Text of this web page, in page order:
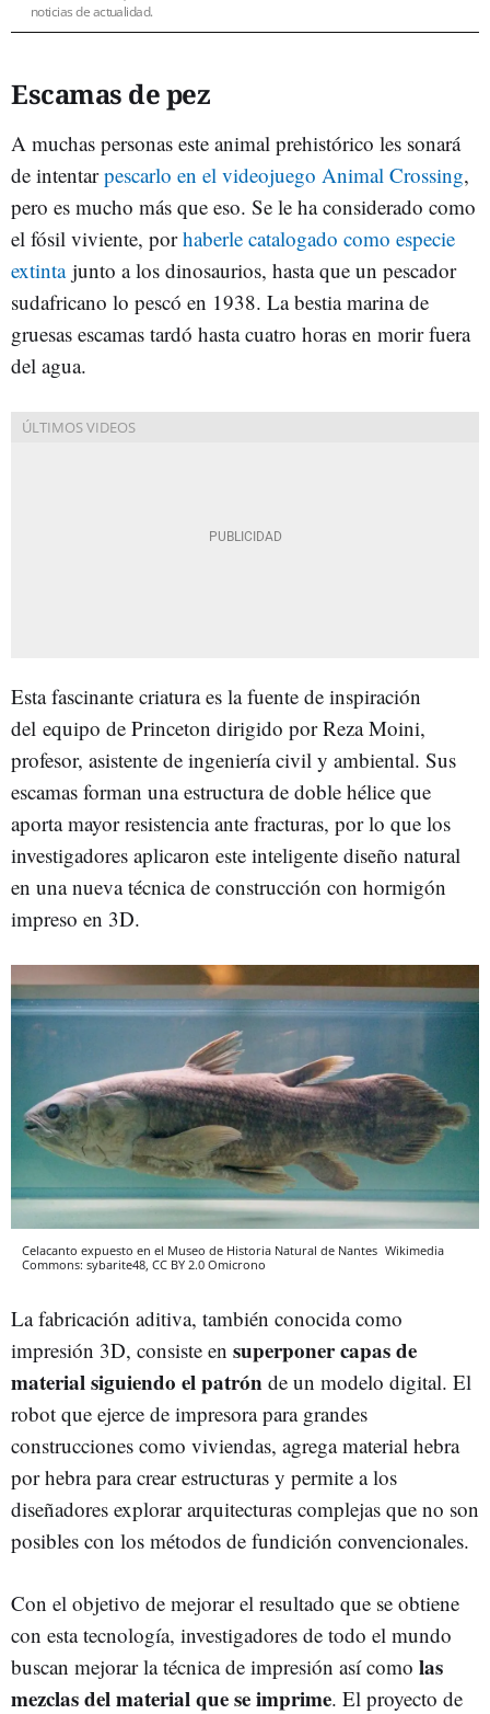
noticias de actualidad.
Escamas de pez
A muchas personas este animal prehistórico les sonará
de intentarpescarlo en el videojuego Animal Crossing,
pero es mucho más que eso. Se le ha considerado como
el fósil viviente, porhaberle catalogado como especie
extintajunto a los dinosaurios, hasta que un pescador
sudafricano lo pescó en 1938. La bestia marina de
gruesas escamas tardó hasta cuatro horas en morir fuera
del agua.
Esta fascinante criatura es la fuente de inspiración
del equipo de Princeton dirigido por Reza Moini,
profesor, asistente de ingeniería civil y ambiental. Sus
escamas forman una estructura de doble hélice que
aporta mayor resistencia ante fracturas, por lo que los
investigadores aplicaron este inteligente diseño natural
en una nueva técnica de construcción con hormigón
impreso en 3D.
Celacanto expuesto en el Museo de Historia Natural de Nantes Wikimedia
Commons: sybarite48, CC BY 2.0 Omicrono
La fabricación aditiva, también conocida como
impresión 3D, consiste en superponer capas de
material siguiendo el patrón de un modelo digital. El
robot que ejerce de impresora para grandes
construcciones como viviendas, agrega material hebra
por hebra para crear estructuras y permite a los
diseñadores explorar arquitecturas complejas que no son
posibles con los métodos de fundición convencionales.
Con el objetivo de mejorar el resultado que se obtiene
con esta tecnología, investigadores de todo el mundo
buscan mejorar la técnica de impresión así como las
mezclas del material que se imprime. El proyecto de